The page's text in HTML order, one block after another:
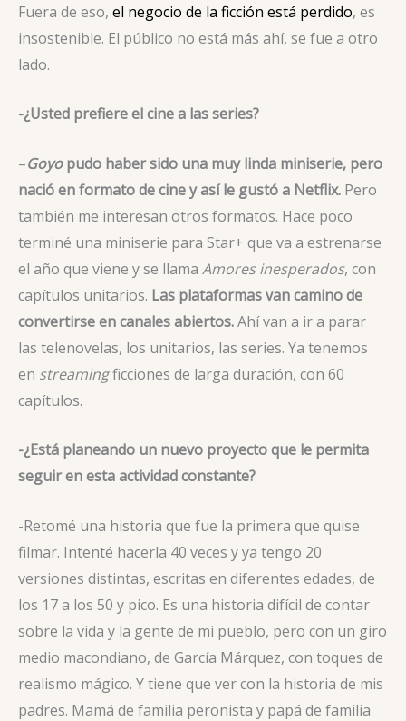
Fuera de eso, el negocio de la ficción está perdido, es
insostenible. El público no está más ahí, se fue a otro
lado.
-¿Usted prefiere el cine a las series?
–Goyopudo haber sido una muy linda miniserie, pero
nació en formato de cine y así le gustó a Netflix. Pero
también me interesan otros formatos. Hace poco
terminé una miniserie para Star+ que va a estrenarse
el año que viene y se llama Amores inesperados, con
capítulos unitarios. Las plataformas van camino de
convertirse en canales abiertos.Ahí van a ir a parar
las telenovelas, los unitarios, las series. Ya tenemos
en streamingficciones de larga duración, con 60
capítulos.
-¿Está planeando un nuevo proyecto que le permita
seguir en esta actividad constante?
-Retomé una historia que fue la primera que quise
filmar. Intenté hacerla 40 veces y ya tengo 20
versiones distintas, escritas en diferentes edades, de
los 17 a los 50 y pico. Es una historia difícil de contar
sobre la vida y la gente de mi pueblo, pero con un giro
medio macondiano, de García Márquez, con toques de
realismo mágico. Y tiene que ver con la historia de mis
padres. Mamá de familia peronista y papá de familia